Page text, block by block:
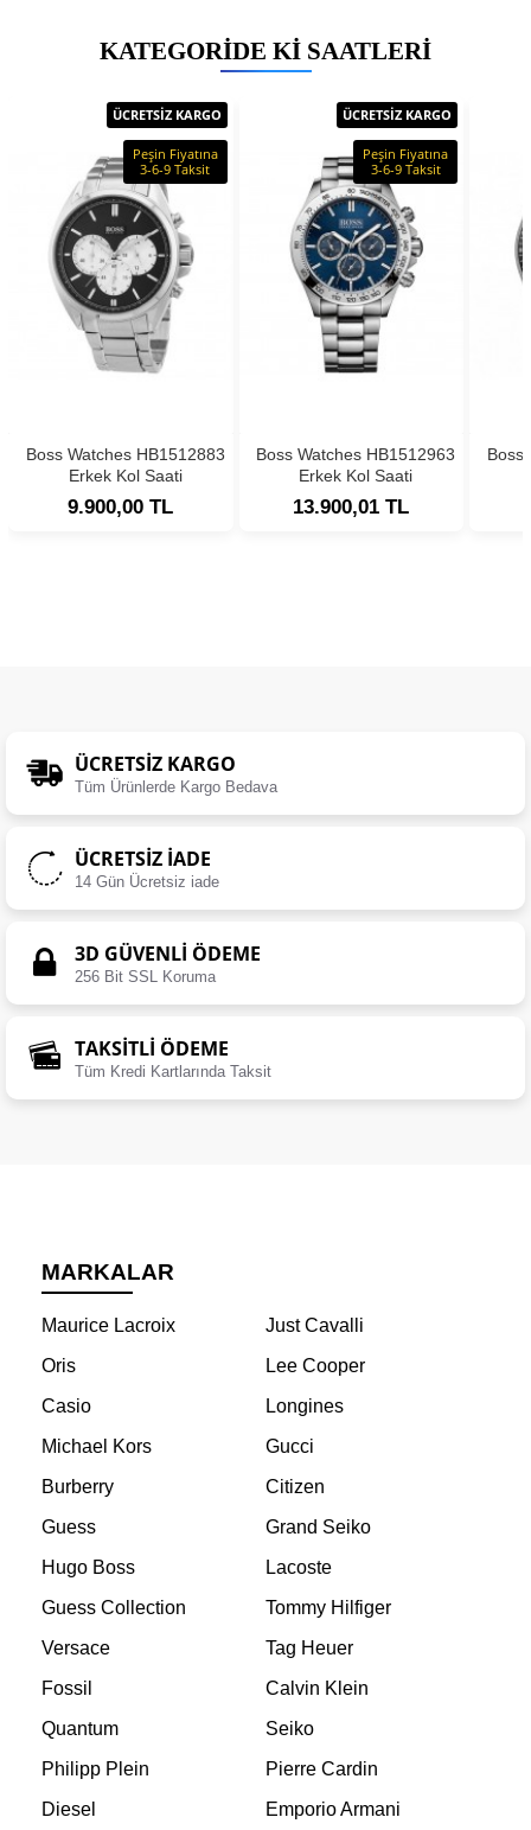
KATEGORIDE KI SAATLERI
ÜCRETSİZ KARGO
Peşin Fiyatına
3-6-9 Taksit
Boss Watches HB1512883
Erkek Kol Saati
9.900,00 TL
ÜCRETSİZ KARGO
Peşin Fiyatına
3-6-9 Taksit
Boss Watches HB1512963
Erkek Kol Saati
13.900,01 TL
Boss
ÜCRETSIZ KARGO
Tüm Ürünlerde Kargo Bedava
ÜCRETSIZ İADE
14 Gün Ücretsiz iade
3D GÜVENLİ ÖDEME
256 Bit SSL Koruma
TAKSİTLİ ÖDEME
Tüm Kredi Kartlarında Taksit
MARKALAR
Maurice Lacroix
Just Cavalli
Oris
Lee Cooper
Casio
Longines
Michael Kors
Gucci
Burberry
Citizen
Guess
Grand Seiko
Hugo Boss
Lacoste
Guess Collection
Tommy Hilfiger
Versace
Tag Heuer
Fossil
Calvin Klein
Quantum
Seiko
Philipp Plein
Pierre Cardin
Diesel
Emporio Armani